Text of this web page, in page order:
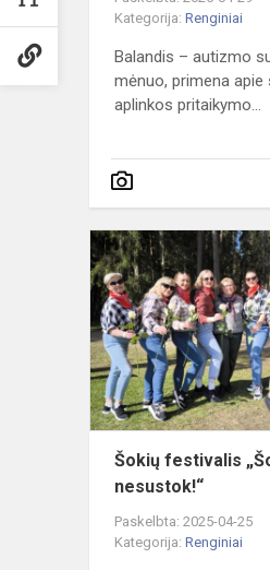
Kategorija: Renginiai
Balandis – autizmo
mėnuo, primena apie
aplinkos pritaikymo...
Šokių festivalis
nesustok!“
Paskelbta: 2025-04-25
Kategorija: Renginiai